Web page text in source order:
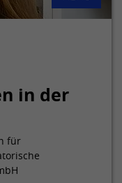
in der
für
die Einwilligung